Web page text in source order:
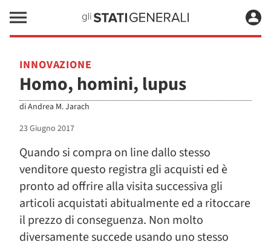
INNOVAZIONE
Homo, homini, lupus
diAndrea M. Jarach
23 Giugno 2017
Quando si compra on line dallo stesso
venditore questo registra gli acquisti ed è
pronto ad offrire alla visita successiva gli
articoli acquistati abitualmente ed a ritoccare
il prezzo di conseguenza. Non molto
diversamente succede usando uno stesso